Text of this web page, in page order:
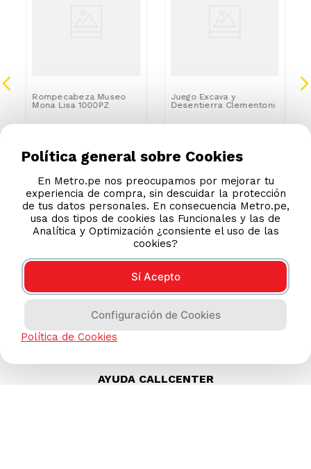
Rompecabeza Museo
Mona Lisa 1000PZ
S/ 19.
S/49.90
Juego Excava y
Desentierra Clementoni
S/ 89.90
AYUDA CALLCENTER
Política general sobre Cookies
En Metro.pe nos preocupamos por mejorar tu
experiencia de compra, sin descuidar la protección
de tus datos personales. En consecuencia Metro.pe,
usa dos tipos de cookies las Funcionales y las de
Analítica y Optimización ¿consiente el uso de las
cookies?
Sí Acepto
Configuración de Cookies
Política de Cookies